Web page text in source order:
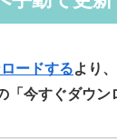
ードするより
「今すぐダウン